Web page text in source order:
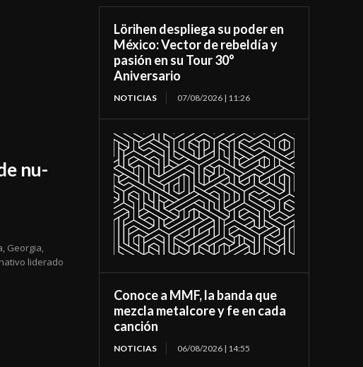
nu-
Georgia,
liderado
Lörihen despliega su poder en
México: Vector de rebeldía y
pasión en su Tour 30°
Aniversario
NOTICIAS 07/08/2026 | 11:26
Conoce a MMF, la banda que
mezcla metalcore y fe en cada
canción
NOTICIAS 06/08/2026 | 14:55